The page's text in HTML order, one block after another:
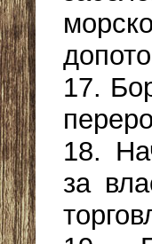
17.
18.
за